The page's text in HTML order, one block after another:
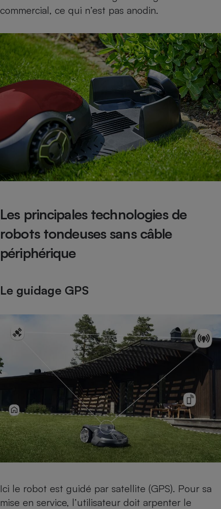
commercial, ce qui n’est pas anodin.
Les principales technologies de
robots tondeuses sans câble
périphérique
Le guidage GPS
Ici le robot est guidé par satellite (GPS). Pour sa
mise en service, l’utilisateur doit arpenter le